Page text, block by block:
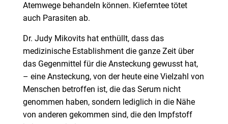
Atemwege behandeln können. Kieferntee tötet
auch Parasiten ab.
Dr. Judy Mikovits hat enthüllt, dass das
medizinische Establishment die ganze Zeit über
das Gegenmittel für die Ansteckung gewusst hat,
– eine Ansteckung, von der heute eine Vielzahl von
Menschen betroffen ist, die das Serum nicht
genommen haben, sondern lediglich in die Nähe
von anderen gekommen sind, die den Impfstoff